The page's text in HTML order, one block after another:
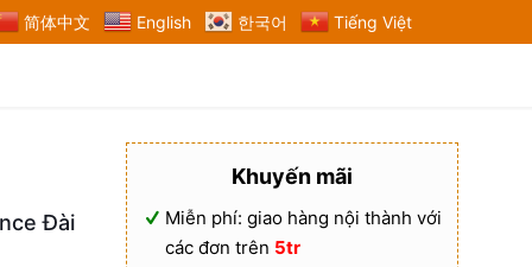
简体中文 English 한국어 Tiếng Việt
Đài
Khuyến mãi
Miễn phí: giao hàng nội thành với
các đơn trên 5tr